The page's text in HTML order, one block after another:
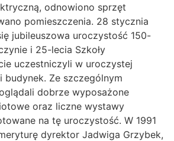
odnowiono sprzęt
pomieszczenia. 28 stycznia
jubileuszowa uroczystość 150-
i 25-lecia Szkoły
uczestniczyli w uroczystej
budynek. Ze szczególnym
dobrze wyposażone
oraz liczne wystawy
na tę uroczystość. W 1991
dyrektor Jadwiga Grzybek,